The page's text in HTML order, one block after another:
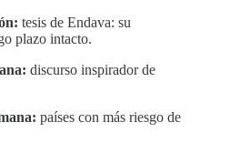
tesis de Endava: su
plazo intacto.
discurso inspirador de
países con más riesgo de